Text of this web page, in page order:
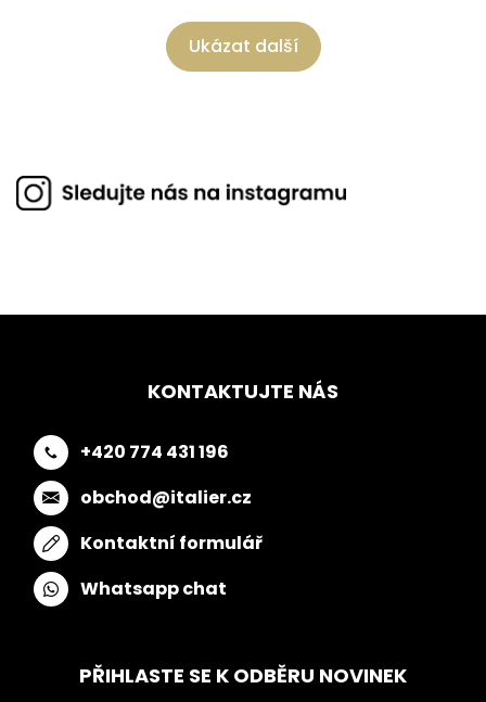
Ukázat další
KONTAKTUJTE NÁS
+420 774 431 196
obchod@italier.cz
Kontaktní formulář
Whatsapp chat
PŘIHLASTE SE K ODBĚRU NOVINEK